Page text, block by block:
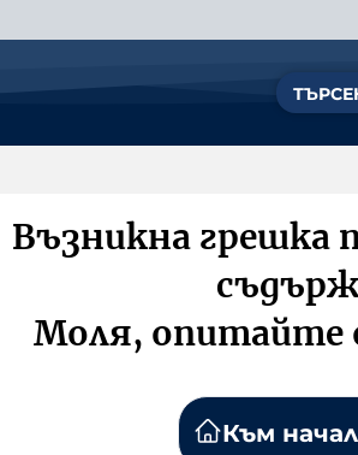
Възникна грешка
Моля, опитайте
Към